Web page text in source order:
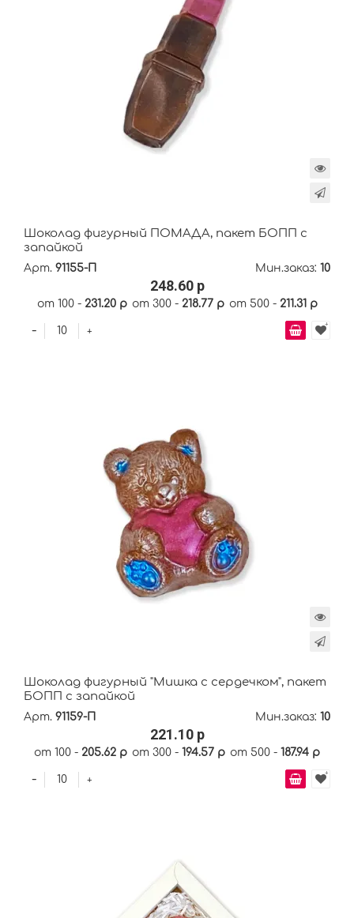
Шоколад фигурный ПОМАДА, пакет БОПП с
запайкой
Арт. 91155-П Мин.заказ: 10
248.60 р
от 100 - 231.20 р от 300 - 218.77 р от 500 - 211.31 р
+
-
Шоколад фигурный "Мишка с сердечком", пакет
БОПП с запайкой
Арт. 91159-П Мин.заказ: 10
221.10 р
от 100 - 205.62 р от 300 - 194.57 р от 500 - 187.94 р
+
-